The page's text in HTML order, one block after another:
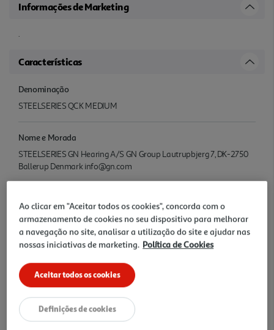
Informações de Marketing
.
Características
Denominação
STEELSERIES QCK MEDIUM
Nome e Morada
STEELSERIES GN Hearing A/S GN Group Lautrupbjerg 7, DK-2750
Ballerup Denmark info@gn.com
Tipo
Tapete Gaming
Otimizado para movimentos de seguimento de baixo e alto CPI
Durável e lavável para uma limpeza fácil
Ao clicar em "Aceitar todos os cookies", concorda com o
armazenamento de cookies no seu dispositivo para melhorar
a navegação no site, analisar a utilização do site e ajudar nas
nossas iniciativas de marketing. Política de Cookies
Aceitar todos os cookies
Definições de cookies